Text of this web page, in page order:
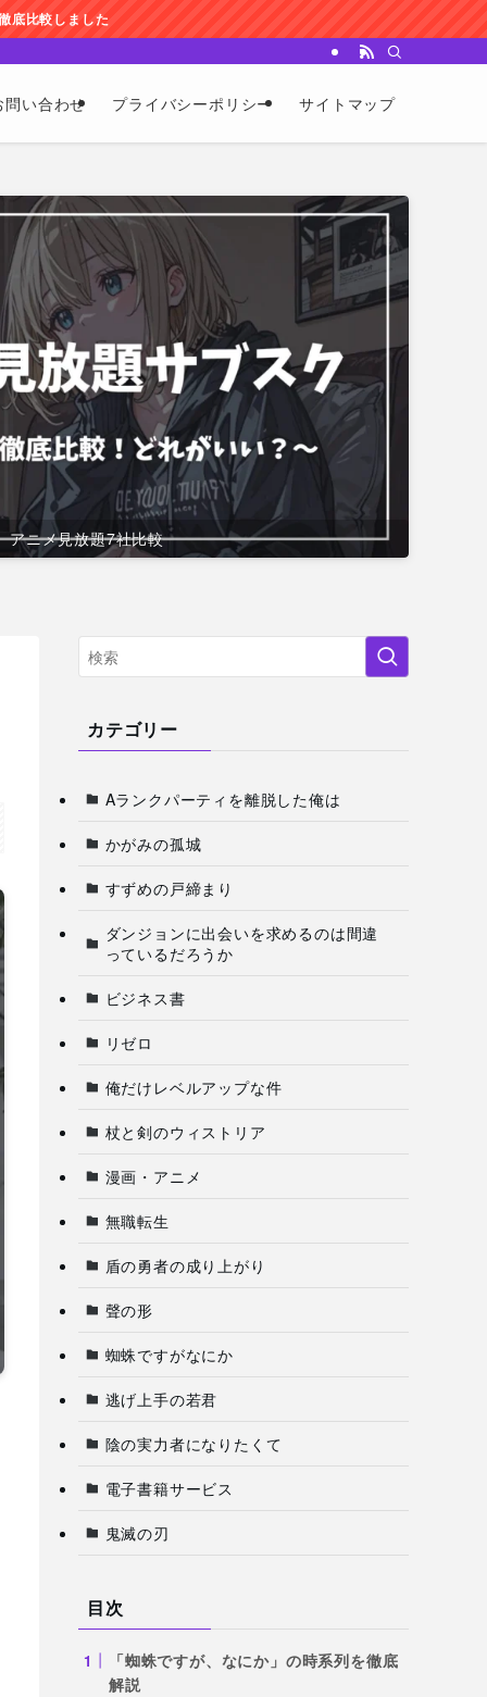
問い合わせ プライバシーポリシー サイトマップ
アニメ見放題7社比較
カテゴリー
Aランクパーティを離脱した俺は
かがみの孤城
すずめの戸締まり
ダンジョンに出会いを求めるのは間違
っているだろうか
ビジネス書
リゼロ
俺だけレベルアップな件
杖と剣のウィストリア
漫画・アニメ
無職転生
盾の勇者の成り上がり
聲の形
蜘蛛ですがなにか
逃げ上手の若君
陰の実力者になりたくて
電子書籍サービス
鬼滅の刃
目次
「蜘蛛ですが、なにか」の時系列を徹底
解説